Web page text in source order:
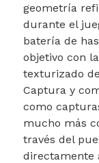
geometría
durante el
batería de
objetivo con
texturizado
Captura y
como
mucho más
través del
directamente